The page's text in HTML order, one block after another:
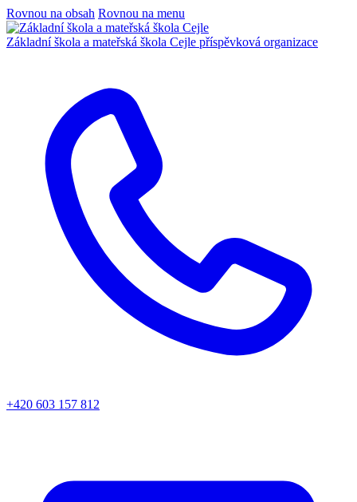
Rovnou na obsah Rovnou na menu
Základní škola a mateřská škola Cejle příspěvková organizace
+420 603 157 812